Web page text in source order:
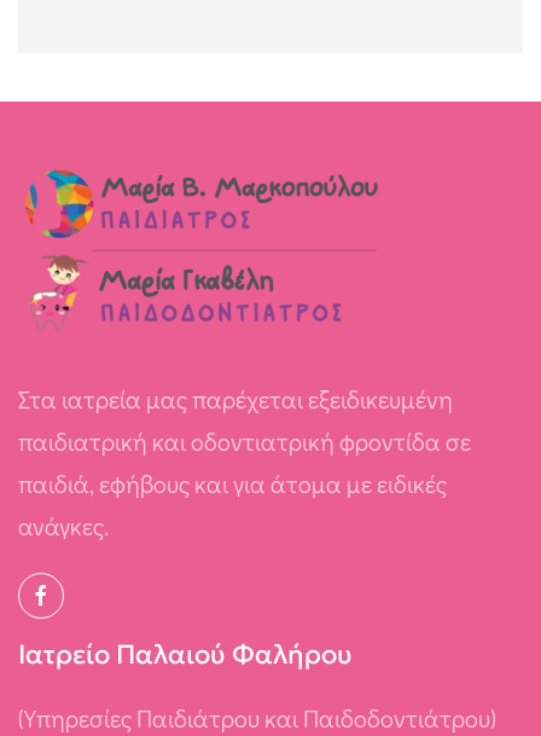
Στα ιατρεία μας παρέχεται εξειδικευμένη
παιδιατρική και οδοντιατρική φροντίδα σε
παιδιά, εφήβους και για άτομα με ειδικές
ανάγκες.
Ιατρείο Παλαιού Φαλήρου
(Υπηρεσίες Παιδιάτρου και Παιδοδοντιάτρου)